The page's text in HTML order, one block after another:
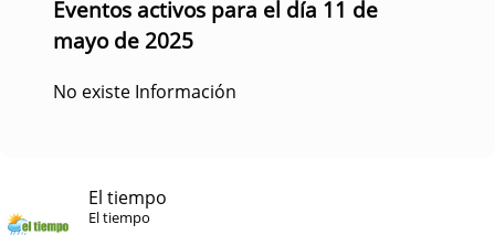
Eventos activos para el día 11 de
mayo de 2025
No existe Información
El tiempo
El tiempo